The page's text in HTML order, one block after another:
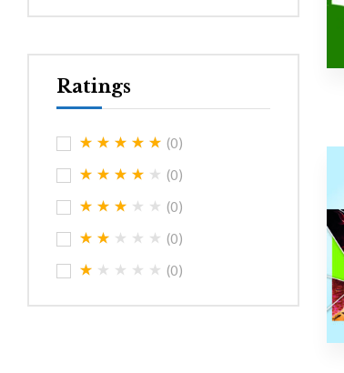
Ratings
(0)
(0)
(0)
(0)
(0)